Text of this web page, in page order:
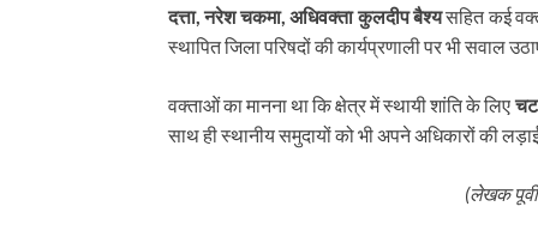
दत्ता, नरेश चकमा, अधिवक्ता कुलदीप बैश्यसहित कई
स्थापित जिला परिषदों की कार्यप्रणाली पर भी सवाल
वक्ताओं का मानना था कि क्षेत्र में स्थायी शांति के लिए
साथ ही स्थानीय समुदायों को भी अपने अधिकारों की
(लेखक